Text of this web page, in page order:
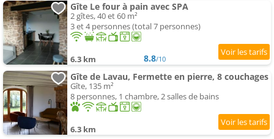
Gîte Le four à pain avec SPA
2 gîtes, 40 et 60 m²
3 et 4 personnes (total 7 personnes)
6.3 km 8.8/10
Gîte de Lavau, Fermette en pierre, 8 couchages
Gîte, 135 m²
8 personnes, 1 chambre, 2 salles de bains
6.3 km